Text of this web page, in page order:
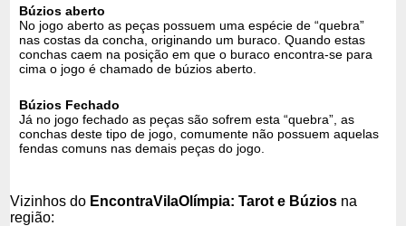
Búzios aberto
No jogo aberto as peças possuem uma espécie de “quebra”
nas costas da concha, originando um buraco. Quando estas
conchas caem na posição em que o buraco encontra-se para
cima o jogo é chamado de búzios aberto.
Búzios Fechado
Já no jogo fechado as peças são sofrem esta “quebra”, as
conchas deste tipo de jogo, comumente não possuem aquelas
fendas comuns nas demais peças do jogo.
Vizinhos do EncontraVilaOlímpia: Tarot e Búzios na
região: